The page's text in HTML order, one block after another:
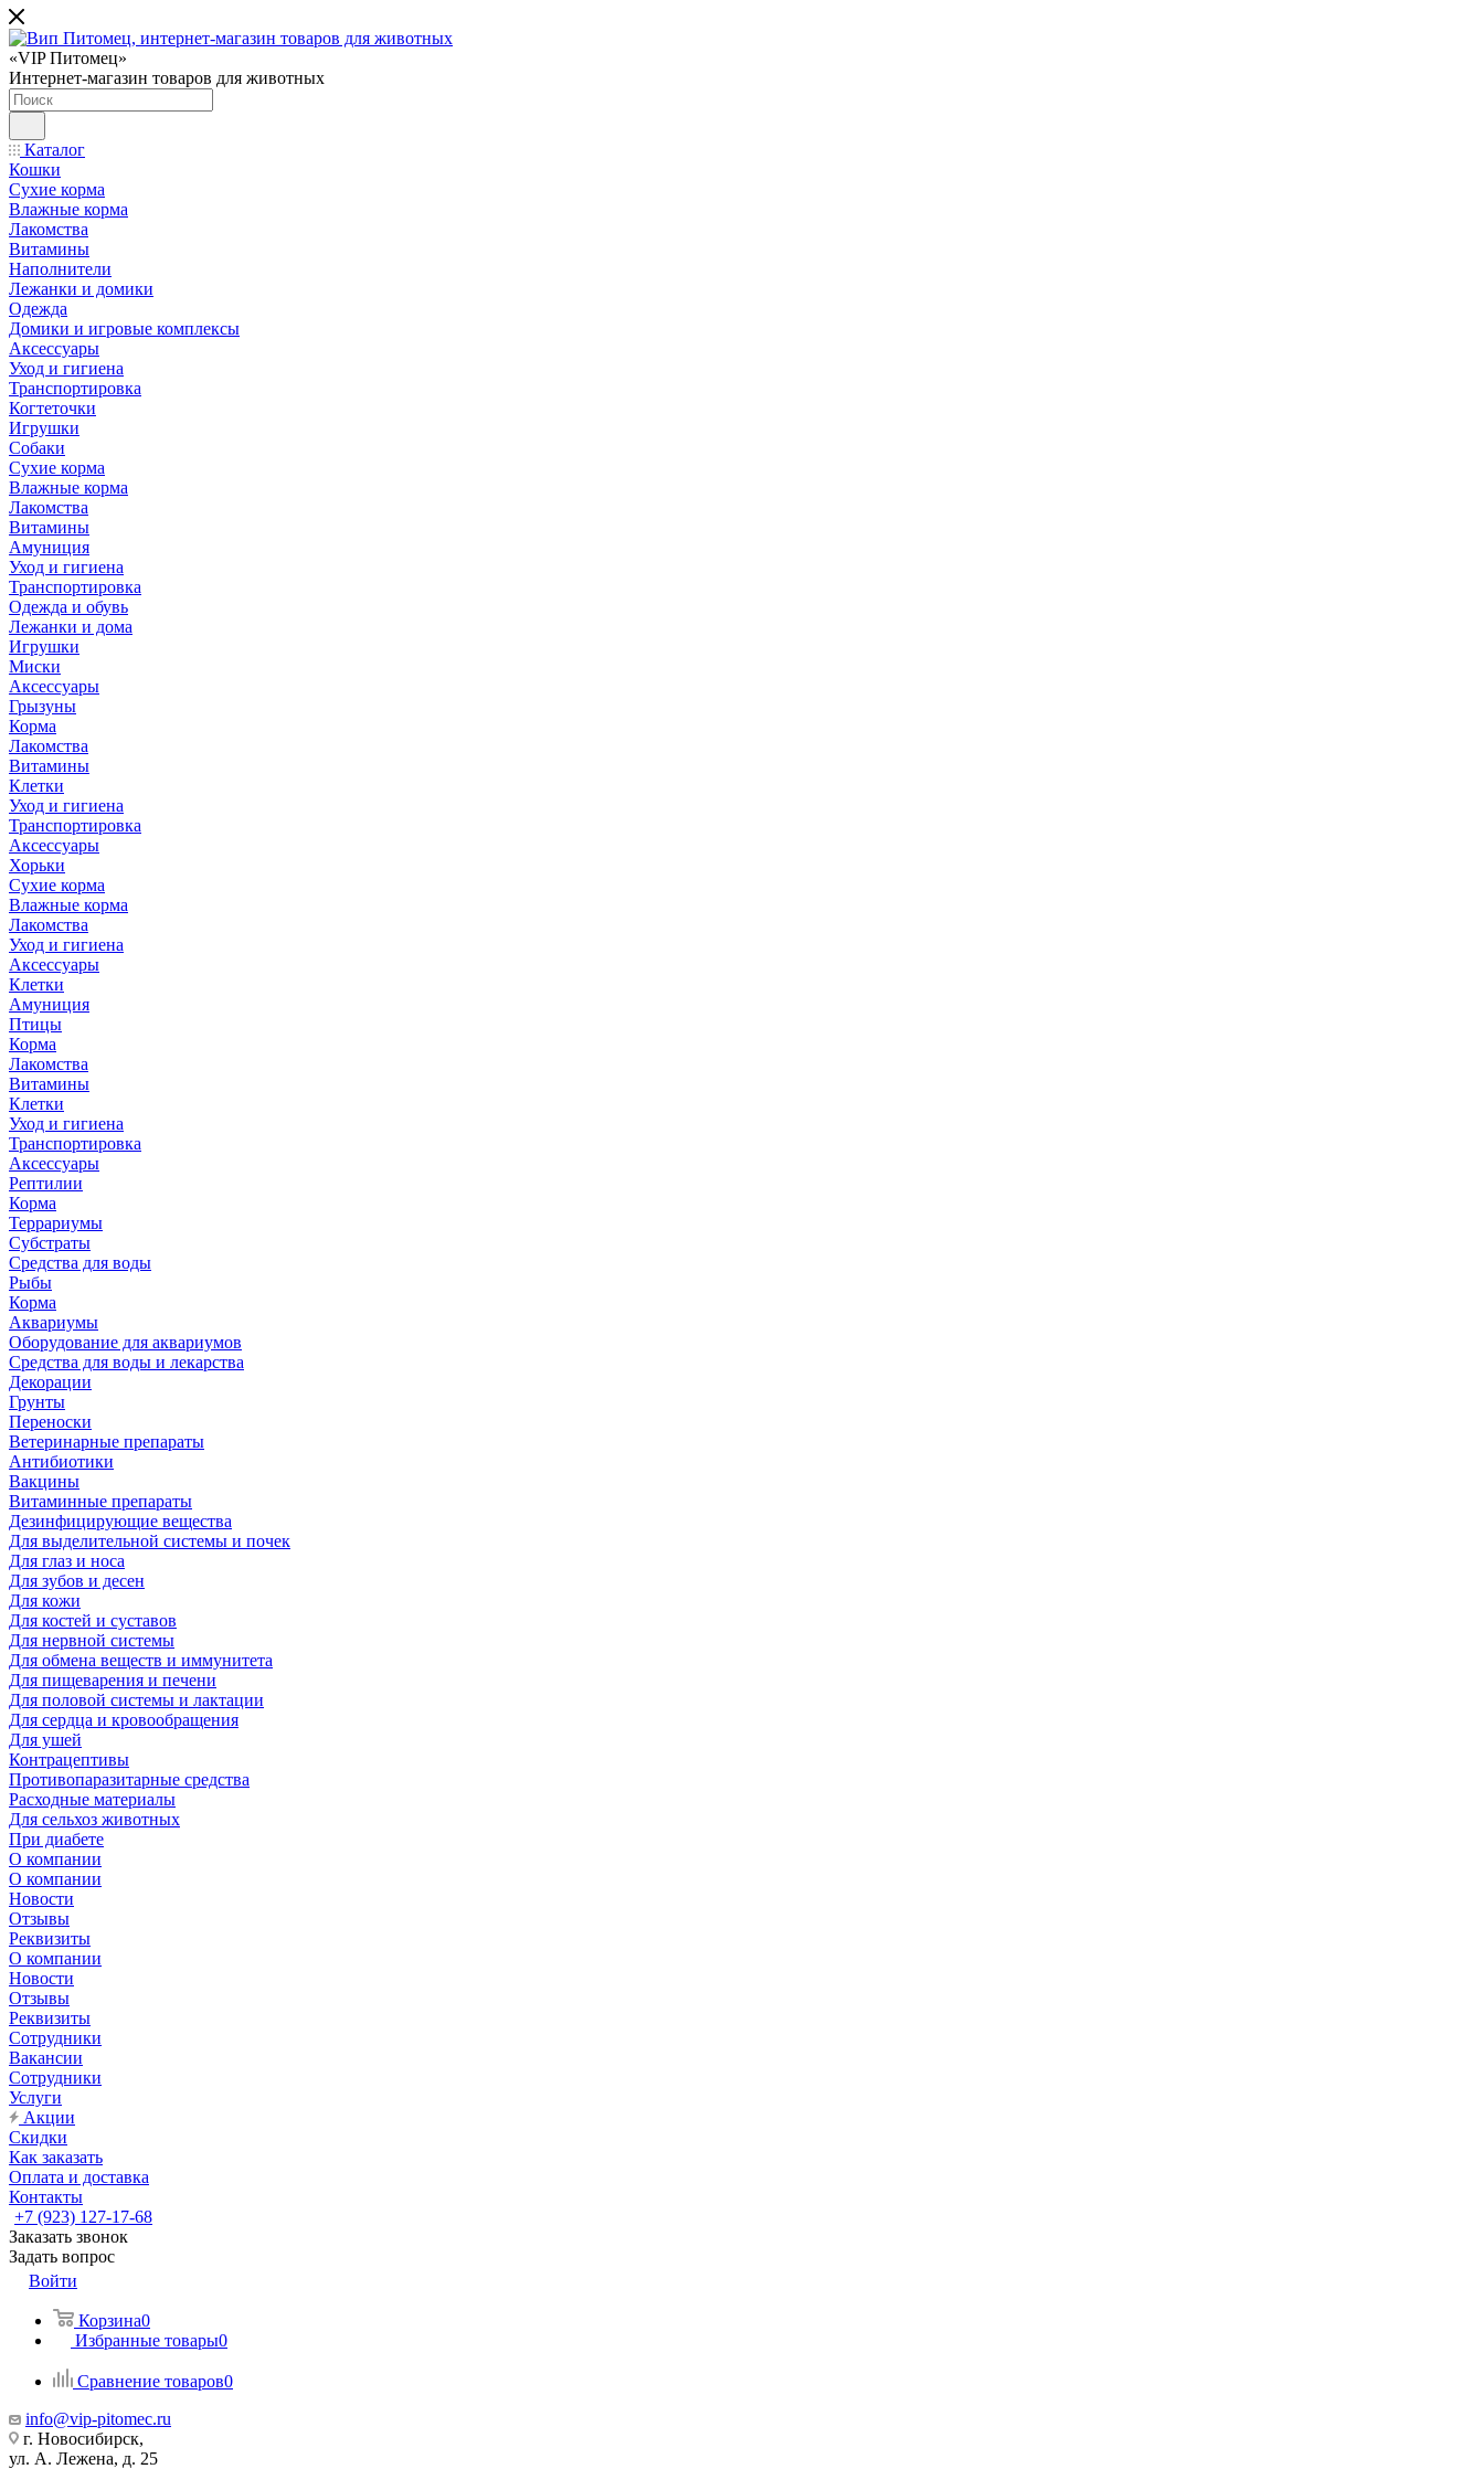
«VIP Питомец»
Интернет-магазин товаров для животных
Каталог
Кошки
Сухие корма
Влажные корма
Лакомства
Витамины
Наполнители
Лежанки и домики
Одежда
Домики и игровые комплексы
Аксессуары
Уход и гигиена
Транспортировка
Когтеточки
Игрушки
Собаки
Сухие корма
Влажные корма
Лакомства
Витамины
Амуниция
Уход и гигиена
Транспортировка
Одежда и обувь
Лежанки и дома
Игрушки
Миски
Аксессуары
Грызуны
Корма
Лакомства
Витамины
Клетки
Уход и гигиена
Транспортировка
Аксессуары
Хорьки
Сухие корма
Влажные корма
Лакомства
Уход и гигиена
Аксессуары
Клетки
Амуниция
Птицы
Корма
Лакомства
Витамины
Клетки
Уход и гигиена
Транспортировка
Аксессуары
Рептилии
Корма
Террариумы
Субстраты
Средства для воды
Рыбы
Корма
Аквариумы
Оборудование для аквариумов
Средства для воды и лекарства
Декорации
Грунты
Переноски
Ветеринарные препараты
Антибиотики
Вакцины
Витаминные препараты
Дезинфицирующие вещества
Для выделительной системы и почек
Для глаз и носа
Для зубов и десен
Для кожи
Для костей и суставов
Для нервной системы
Для обмена веществ и иммунитета
Для пищеварения и печени
Для половой системы и лактации
Для сердца и кровообращения
Для ушей
Контрацептивы
Противопаразитарные средства
Расходные материалы
Для сельхоз животных
При диабете
О компании
О компании
Новости
Отзывы
Реквизиты
О компании
Новости
Отзывы
Реквизиты
Сотрудники
Вакансии
Сотрудники
Услуги
Акции
Скидки
Как заказать
Оплата и доставка
Контакты
+7 (923) 127-17-68
Заказать звонок
Задать вопрос
Войти
Корзина0
Избранные товары0
Сравнение товаров0
info@vip-pitomec.ru
г. Новосибирск,
ул. А. Лежена, д. 25